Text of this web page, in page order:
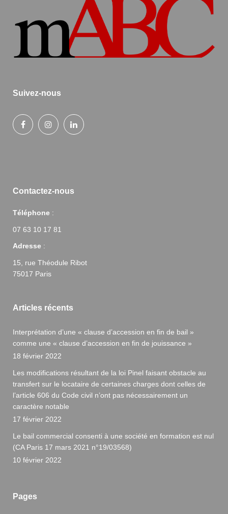
Suivez-nous
Contactez-nous
Téléphone :
07 63 10 17 81
Adresse :
15, rue Théodule Ribot
75017 Paris
Articles récents
Interprétation d’une « clause d’accession en fin de bail »
comme une « clause d’accession en fin de jouissance »
18 février 2022
Les modifications résultant de la loi Pinel faisant obstacle au
transfert sur le locataire de certaines charges dont celles de
l’article 606 du Code civil n’ont pas nécessairement un
caractère notable
17 février 2022
Le bail commercial consenti à une société en formation est nul
(CA Paris 17 mars 2021 n°19/03568)
10 février 2022
Pages